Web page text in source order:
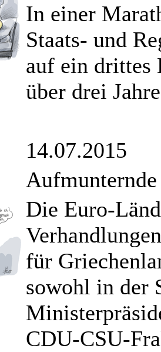
In einer
Staats- und
auf ein drittes
über drei
14.07.2015
Die Euro-
für
sowohl in der
CDU-CSU-